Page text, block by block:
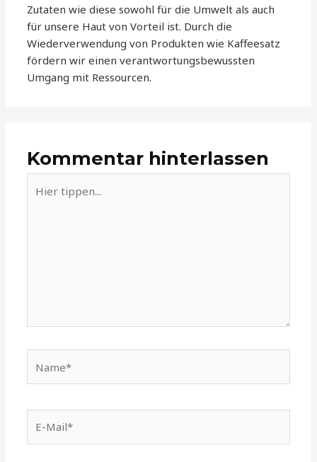
Zutaten wie diese sowohl für die Umwelt als auch
für unsere Haut von Vorteil ist. Durch die
Wiederverwendung von Produkten wie Kaffeesatz
fördern wir einen verantwortungsbewussten
Umgang mit Ressourcen.
Kommentar hinterlassen
tippen...
Mail*